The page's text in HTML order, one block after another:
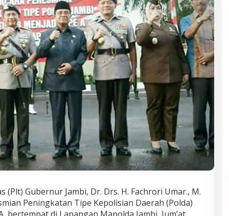
(Plt) Gubernur Jambi, Dr. Drs. H. Fachrori Umar., M.
Peningkatan Tipe Kepolisian Daerah (Polda)